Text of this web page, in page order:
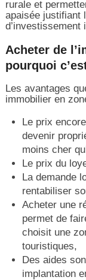
rurale et
apaisée justifiant
d’investissement
Acheter de
pourquoi
Les avantages
immobilier en
Le prix
devenir
moins cher
Le prix du
La demande
rentabiliser
Acheter une
permet de
choisit une
touristiques,
Des aides
implantation